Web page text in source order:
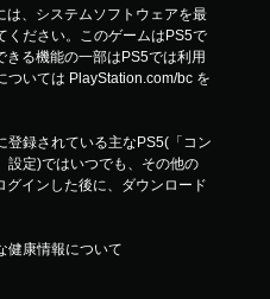
は、システムソフトウェアを最
ください。このゲームはPS5で
る機能の一部はPS5では利用
ついては PlayStation.com/bc を
登録されている主なPS5(「コン
設定)ではいつでも、その他の
グインした後に、ダウンロード
健康情報について